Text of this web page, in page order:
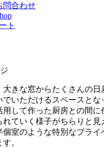
問合わせ
ト
大きな窓からたくさんの日
でいただけるスペースとな
して作った厨房との間に
ていく様子がちらりと見
個室のような特別なプライ
。